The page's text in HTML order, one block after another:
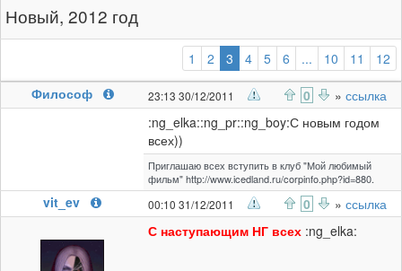
Новый, 2012 год
1 2 3 (выбранная)
4 5 6 ... 10 11
12
Философ
23:13 30/12/2011 0 » ссылка
:ng_elka::ng_pr::ng_boy:С новым годом
всех))
Приглашаю всех вступить в клуб "Мой любимый
фильм" http://www.icedland.ru/corpinfo.php?id=880.
vit_ev 00:10 31/12/2011 0 » ссылка
С наступающим НГ всех :ng_elka: